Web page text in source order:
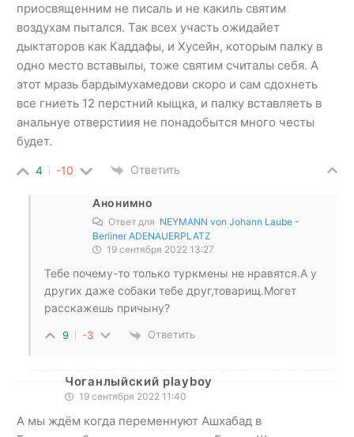
приосвященним не писаль и не какиль святим
воздухам пытался. Так всех участь ожидайет
дыктаторов как Каддафы, и Хусейн, которым палку в
одно место вставылы, тоже святим считалы себя. А
этот мразь бардымухамедови скоро и сам сдохнеть
все гниеть 12 перстний кыщка, и палку вставляеть в
анальнуе отверстиия не понадобытся много честы
будет.
4 -10 Ответить
Анонимно
Ответ для NEYMANN von Johann Laube -
Berliner ADENAUERPLATZ
19 сентября 2022 13:27
Тебе почему-то только туркмены не нравятся.А у
других даже собаки тебе друг,товарищ.Могет
расскажешь причыну?
9 -3 Ответить
Чоганлыйский playboy
19 сентября 2022 11:40
А мы ждём когда переменнуют Ашхабад в